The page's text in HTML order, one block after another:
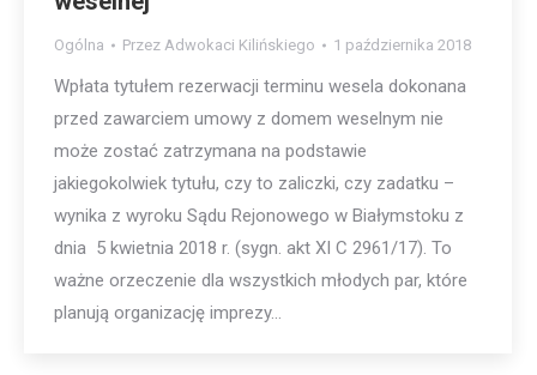
Ogólna Przez Adwokaci Kilińskiego 1 października 2018
Wpłata tytułem rezerwacji terminu wesela dokonana
przed zawarciem umowy z domem weselnym nie
może zostać zatrzymana na podstawie
jakiegokolwiek tytułu, czy to zaliczki, czy zadatku –
wynika z wyroku Sądu Rejonowego w Białymstoku z
dnia 5 kwietnia 2018 r. (sygn. akt XI C 2961/17). To
ważne orzeczenie dla wszystkich młodych par, które
planują organizację imprezy…